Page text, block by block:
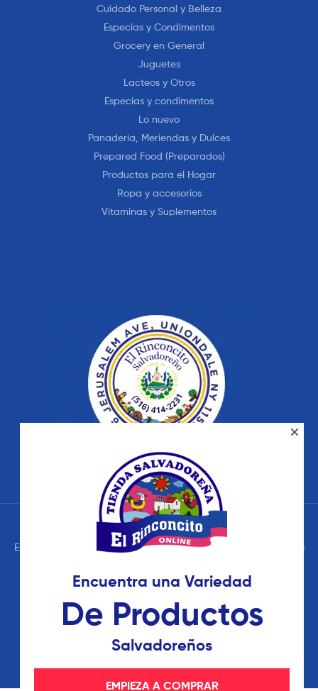
Cuidado Personal y Belleza
Especias y Condimentos
Grocery en General
Juguetes
Lacteos y Otros
Especias y condimentos
Lo nuevo
Panaderia, Meriendas y Dulces
Prepared Food (Preparados)
Productos para el Hogar
Ropa y accesorios
Vitaminas y Suplementos
El Rinconcito Tienda Salvadoreña – © 2026 Todos los Derechos
Encuentra una Variedad
De Productos
Salvadoreños
EMPIEZA A COMPRAR